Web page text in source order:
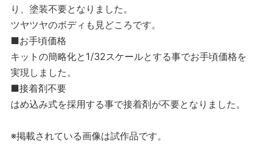
り、塗装不要となりました。
ツヤツヤのボディも見どころです。
■お手頃価格
キットの簡略化と1/32スケールとする事でお手頃価格を
実現しました。
■接着剤不要
はめ込み式を採用する事で接着剤が不要となりました。
※掲載されている画像は試作品です。